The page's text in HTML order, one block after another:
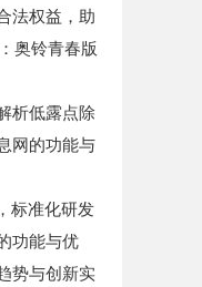
法权益，助
奥铃青春版
析低露点除
网的功能与
标准化研发
功能与优
势与创新实